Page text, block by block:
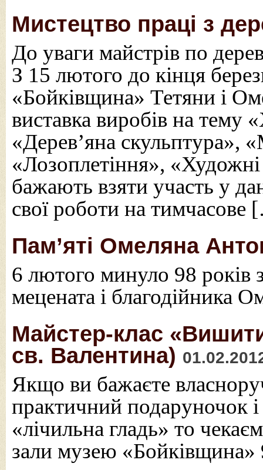
Мистецтво праці з
До уваги майстрів по
З 15 лютого до кінця
«Бойківщина» Тетяни і
виставка виробів на тему
«Дерев’яна скульптура»,
«Лозоплетіння»,
бажають взяти участь у
свої роботи на
Пам’яті Омеляна
6 лютого минуло 98 років
мецената і благодійника
Майстер-клас
св. Валентина)
Якщо ви бажаєте
практичний подаруночок
«лічильна гладь» то
зали музею